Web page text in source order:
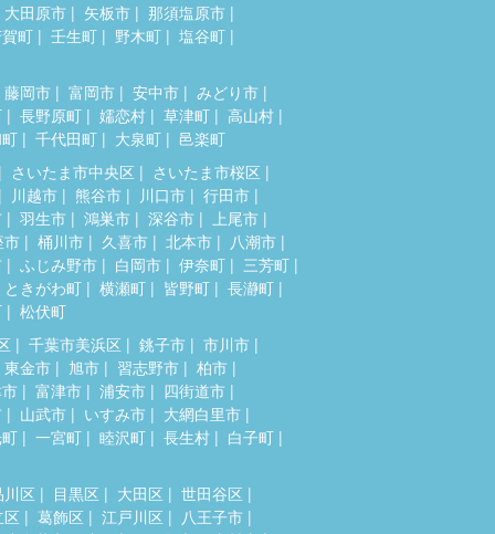
大田原市
矢板市
那須塩原市
町
壬生町 野木町 塩谷町
藤岡市 富岡市 安中市
みどり市
長野原町 嬬恋村 草津町
高山村
千代田町 大泉町
邑楽町
さいたま市中央区
さいたま市桜区
川越市
熊谷市 川口市
行田市
羽生市 鴻巣市 深谷市
上尾市
市
桶川市 久喜市 北本市
八潮市
ふじみ野市 白岡市 伊奈町
三芳町
ときがわ町
横瀬町 皆野町
長瀞町
松伏町
千葉市美浜区 銚子市
市川市
東金市
旭市 習志野市
柏市
富津市 浦安市
四街道市
山武市 いすみ市
大網白里市
一宮町 睦沢町 長生村 白子町
川区 目黒区 大田区
世田谷区
葛飾区 江戸川区
八王子市